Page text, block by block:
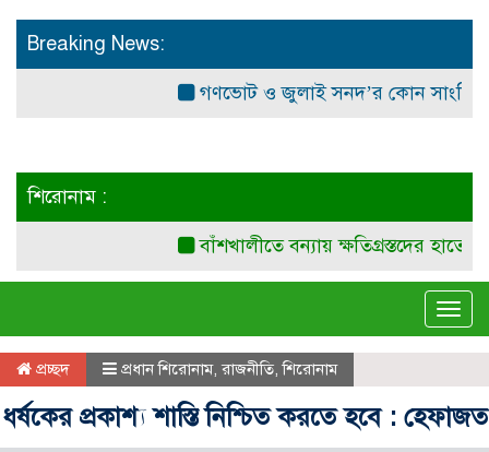
Breaking News:
গণভোট ও জুলাই সনদ’র কোন সাংবিধানিক
শিরোনাম :
বাঁশখালীতে বন্যায় ক্ষতিগ্রস্তদের হাতে নতুন
প্রচ্ছদ প্রধান শিরোনাম, রাজনীতি,শিরোনাম
ধর্ষকের প্রকাশ্য শাস্তি নিশ্চিত করতে হবে : হেফাজত